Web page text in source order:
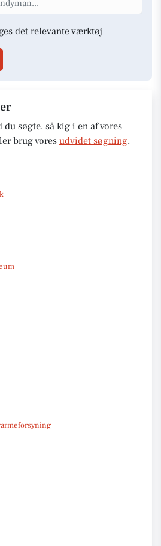
det relevante værktøj
du søgte, så kig i en af vores
brug vores udvidet søgning.